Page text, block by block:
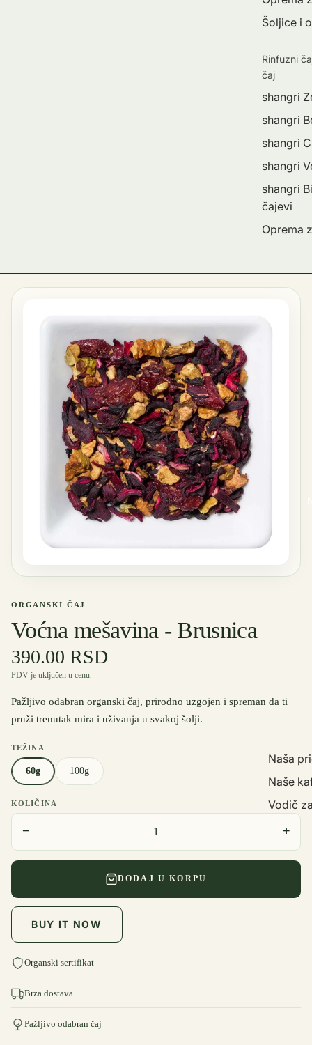
Šoljice i
Rinfuzni
čaj
shangri
shangri
shangri
shangri
shangri
čajevi
Oprema
Naša
Naše
Vodič
ORGANSKI ČAJ
Voćna mešavina - Brusnica
390.00 RSD
PDV je uključen u cenu.
Pažljivo odabran organski čaj, prirodno uzgojen i spreman da ti
pruži trenutak mira i uživanja u svakoj šolji.
TEŽINA
60g 100g
KOLIČINA
− +
DODAJ U KORPU
BUY IT NOW
Organski sertifikat
Brza dostava
Pažljivo odabran čaj